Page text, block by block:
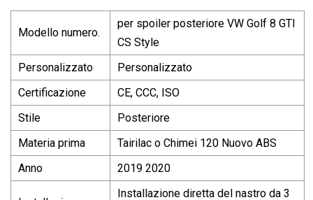
Modello numero.
per spoiler posteriore VW Golf 8 GTI
CS Style
Personalizzato
Personalizzato
Certificazione
CE, CCC, ISO
Stile
Posteriore
Materia prima
Tairilac o Chimei 120 Nuovo ABS
Anno
2019 2020
Installazione diretta del nastro da 3